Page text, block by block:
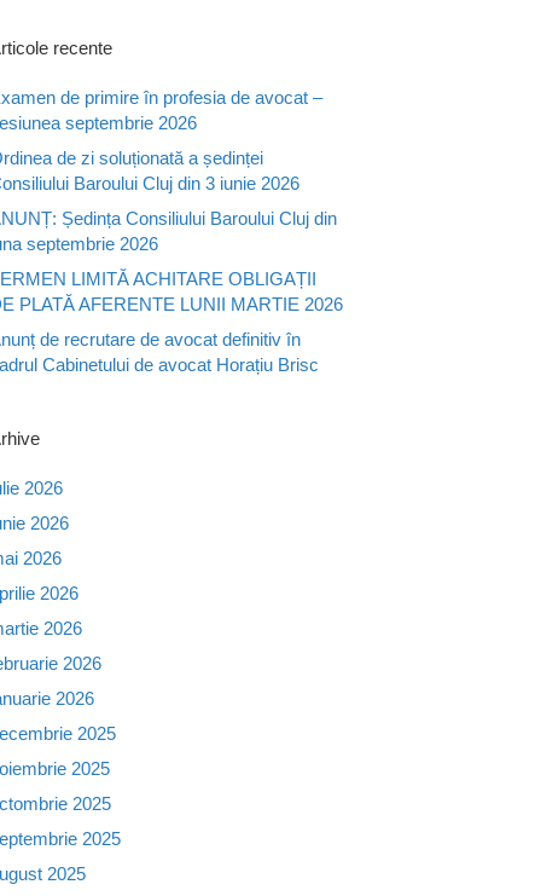
recente
de primire în profesia de avocat –
septembrie 2026
de zi soluționată a ședinței
Baroului Cluj din 3 iunie 2026
Ședința Consiliului Baroului Cluj din
septembrie 2026
LIMITĂ ACHITARE OBLIGAȚII
PLATĂ AFERENTE LUNII MARTIE 2026
de recrutare de avocat definitiv în
Cabinetului de avocat Horațiu Brisc
2026
2026
2026
2026
2026
2026
2026
2025
2025
2025
2025
2025